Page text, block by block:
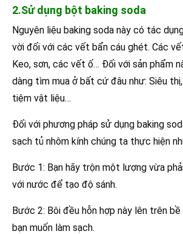
2.Sử dụng bột baking soda
Nguyên liệu baking soda này có tác
vời đối với các vết bẩn cáu ghét. Các
Keo, sơn, các vết ố… Đối với sản phẩm
dàng tìm mua ở bất cứ đâu như: Siêu
tiệm vật liệu…
Đối với phương pháp sử dụng baking
sạch tủ nhôm kính chúng ta thực hiện
Bước 1: Bạn hãy trộn một lượng vừa
với nước để tạo độ sánh.
Bước 2: Bôi đều hỗn hợp này lên trên
bạn muốn làm sạch.